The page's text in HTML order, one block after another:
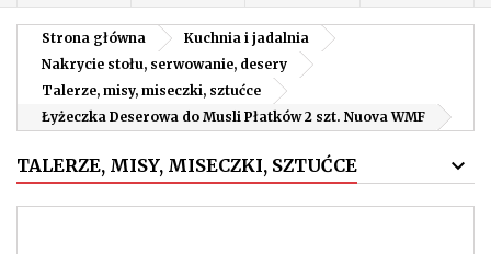
Strona główna
Kuchnia i jadalnia
Nakrycie stołu, serwowanie, desery
Talerze, misy, miseczki, sztućce
Łyżeczka Deserowa do Musli Płatków 2 szt. Nuova WMF
TALERZE, MISY, MISECZKI, SZTUĆCE